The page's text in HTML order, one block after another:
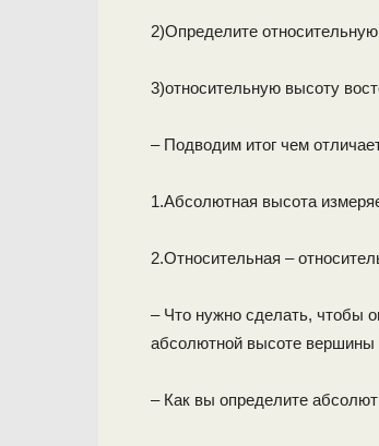
2)Определите
3)относительную высоту
– Подводим итог чем
1.Абсолютная высота
2.Относительная –
– Что нужно сделать, чтобы
абсолютной высоте
– Как вы определите